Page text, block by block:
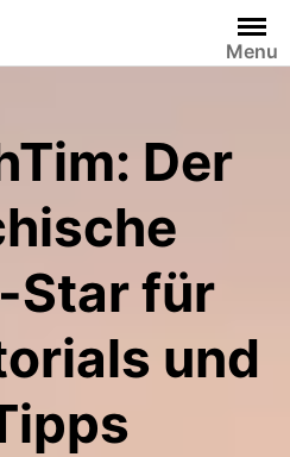
Menu
Der
Star für
und